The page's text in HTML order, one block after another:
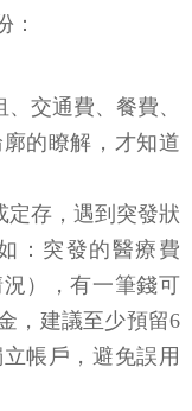
：
交通費、餐費、
的瞭解，才知道
定存，遇到突發狀
：突發的醫療費
），有一筆錢可
，建議至少預留6
帳戶，避免誤用